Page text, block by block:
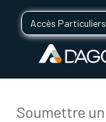
Accès Particuliers
Soumettre